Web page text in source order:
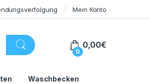
Mein Konto
0
0,00€
Waschbecken